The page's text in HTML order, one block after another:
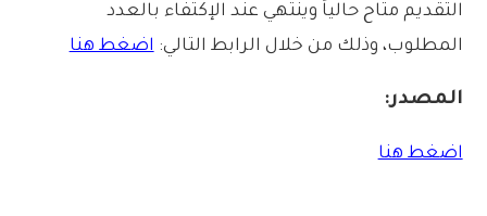
التقديم متاح حالياً وينتهي عند الإكتفاء بالعدد
المطلوب، وذلك من خلال الرابط التالي: اضغط هنا
المصدر:
اضغط هنا